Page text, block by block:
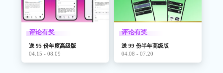
评论有奖
送 95 份年度高级版
04.15 - 08.09
评论有奖
送 99 份半年高级版
04.08 - 07.20